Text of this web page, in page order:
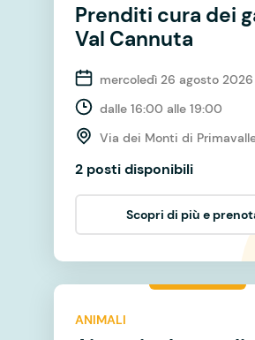
Prenditi cura dei
Val Cannuta
mercoledì 26 agosto 2026
dalle 16:00 alle 19:00
Via dei Monti di
2 posti disponibili
Scopri di più e
ANIMALI